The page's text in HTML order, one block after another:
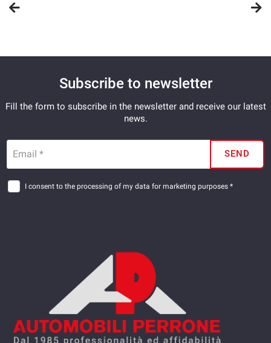
Subscribe to newsletter
Fill the form to subscribe in the newsletter and receive our latest
news.
Email * SEND
I consent to the processing of my data for marketing purposes *